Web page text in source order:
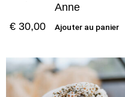
Anne
€ 30,00 Ajouter au panier